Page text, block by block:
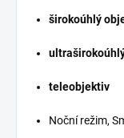
širokoúhlý
teleobjektiv
Noční režim,